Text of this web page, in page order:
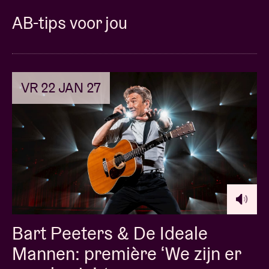
AB-tips voor jou
VR 22 JAN 27
Bart Peeters & De Ideale
Mannen: première ‘We zijn er